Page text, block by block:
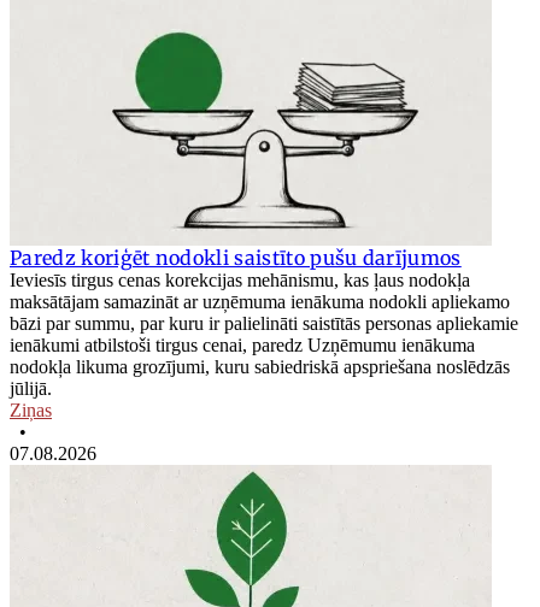
Paredz koriģēt nodokli saistīto pušu darījumos
Ieviesīs tirgus cenas korekcijas mehānismu, kas ļaus nodokļa
maksātājam samazināt ar uzņēmuma ienākuma nodokli apliekamo
bāzi par summu, par kuru ir palielināti saistītās personas apliekamie
ienākumi atbilstoši tirgus cenai, paredz Uzņēmumu ienākuma
nodokļa likuma grozījumi, kuru sabiedriskā apspriešana noslēdzās
jūlijā.
Ziņas
•
07.08.2026